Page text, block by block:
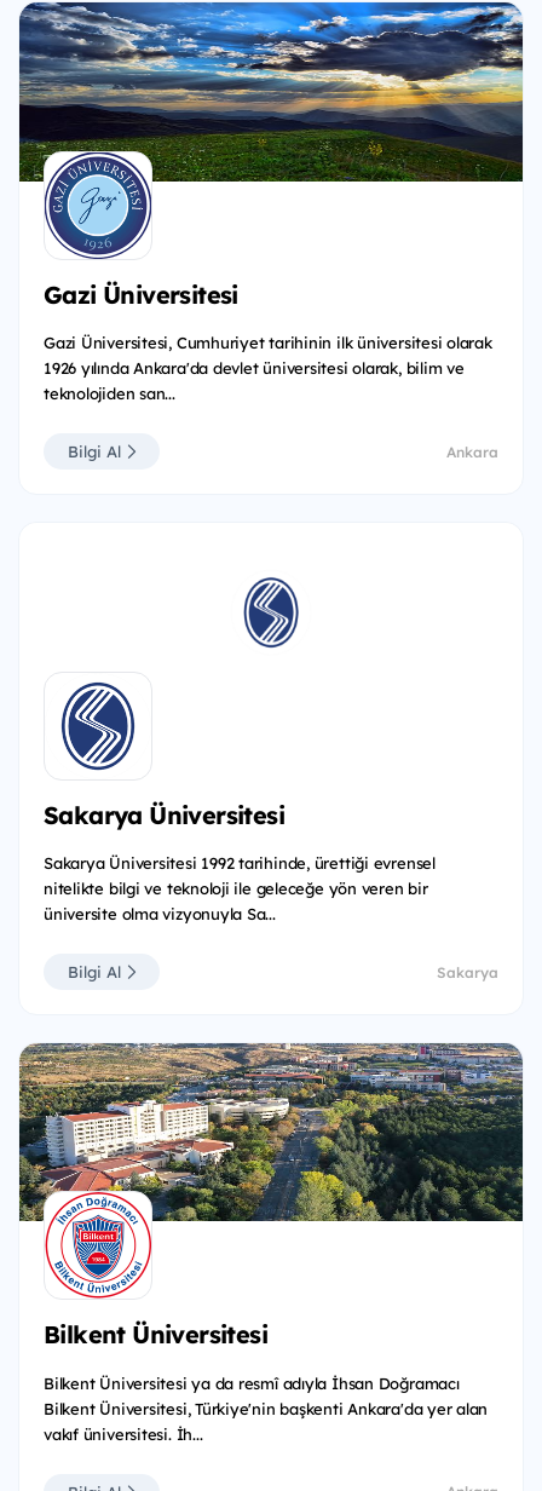
Gazi Üniversitesi
Gazi Üniversitesi, Cumhuriyet tarihinin ilk üniversitesi olarak
1926 yılında Ankara'da devlet üniversitesi olarak, bilim ve
teknolojiden san...
Bilgi Al Ankara
Sakarya Üniversitesi
Sakarya Üniversitesi 1992 tarihinde, ürettiği evrensel
nitelikte bilgi ve teknoloji ile geleceğe yön veren bir
üniversite olma vizyonuyla Sa...
Bilgi Al Sakarya
Bilkent Üniversitesi
Bilkent Üniversitesi ya da resmî adıyla İhsan Doğramacı
Bilkent Üniversitesi, Türkiye'nin başkenti Ankara'da yer alan
vakıf üniversitesi. İh...